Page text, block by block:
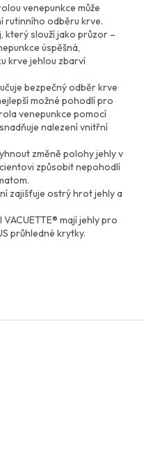
venepunkce může
rutinního odběru krve.
který slouží jako průzor –
úspěšná,
krve jehlou zbarví
bezpečný odběr krve
možné pohodlí pro
venepunkce pomocí
nalezení vnitřní
změně polohy jehly v
způsobit nepohodlí
zajišťuje ostrý hrot jehly a
mají jehly pro
průhledné krytky.